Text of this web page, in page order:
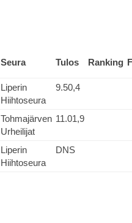
Seura Tulos Ranking
Liperin
Hiihtoseura
9.50,4
Tohmajärven
Urheilijat
11.01,9
Liperin
Hiihtoseura
DNS